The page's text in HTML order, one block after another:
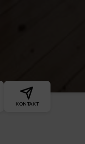
KONTAKT